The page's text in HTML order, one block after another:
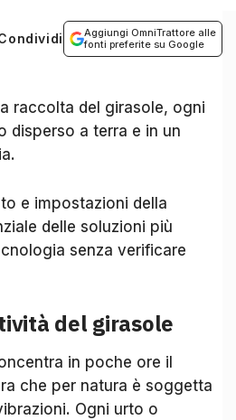
Aggiungi OmniTrattore alle
fonti preferite su Google
raccolta del girasole, ogni
disperso a terra e in un
e impostazioni della
delle soluzioni più
senza verificare
del girasole
in poche ore il
che per natura è soggetta
Ogni urto o